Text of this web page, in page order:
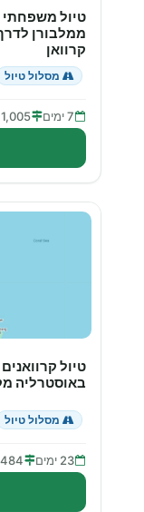
ממלבורן
קרוואן
מסלול טיול
7 ימים 1,005 km
טיול
באוסטרליה
מסלול טיול
23 ימים km